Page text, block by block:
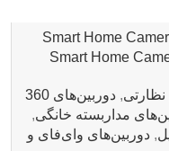
نظارتی,
دوربین‌های 360
مداربسته خانگی,
,دوربین‌های وای‌فای و